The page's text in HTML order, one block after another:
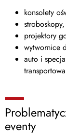
konsolety
stroboskopy,
projektory
wytwornice
auto i
eventy